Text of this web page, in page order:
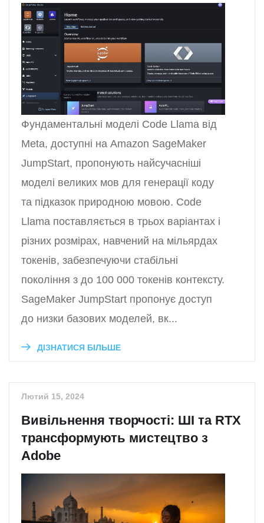
Фундаментальні моделі Code Llama від
Meta, доступні на Amazon SageMaker
JumpStart, пропонують найсучасніші
моделі великих мов для генерації коду
та підказок природною мовою. Code
Llama поставляється в трьох варіантах і
різних розмірах, навчений на мільярдах
токенів, забезпечуючи стабільні
покоління з до 100 000 токенів контексту.
SageMaker JumpStart пропонує доступ
до низки базових моделей, вк...
ДІЗНАТИСЯ БІЛЬШЕ
Лютий 15, 2024
Вивільнення творчості: ШІ та RTX
трансформують мистецтво з
Adobe